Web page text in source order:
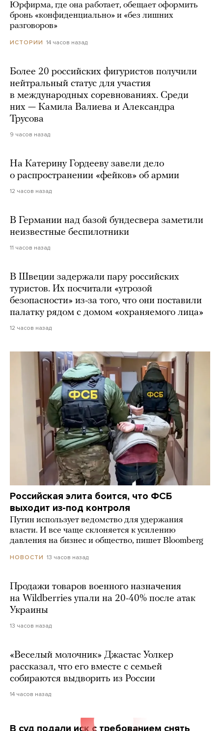
Юрфирма, где она работает, обещает оформить
бронь «конфиденциально» и «без лишних
разговоров»
ИСТОРИИ 14 часов назад
Более 20 российских фигуристов получили
нейтральный статус для участия
в международных соревнованиях. Среди
них — Камила Валиева и Александра
Трусова
9 часов назад
На Катерину Гордееву завели дело
о распространении «фейков» об армии
12 часов назад
В Германии над базой бундесвера заметили
неизвестные беспилотники
11 часов назад
В Швеции задержали пару российских
туристов. Их посчитали «угрозой
безопасности» из-за того, что они поставили
палатку рядом с домом «охраняемого лица»
12 часов назад
Российская элита боится, что ФСБ
выходит из-под контроля
Путин использует ведомство для удержания
власти. И все чаще склоняется к усилению
давления на бизнес и общество, пишет Bloomberg
НОВОСТИ 13 часов назад
Продажи товаров военного назначения
на Wildberries упали на 20-40% после атак
Украины
13 часов назад
«Веселый молочник» Джастас Уолкер
рассказал, что его вместе с семьей
собираются выдворить из России
14 часов назад